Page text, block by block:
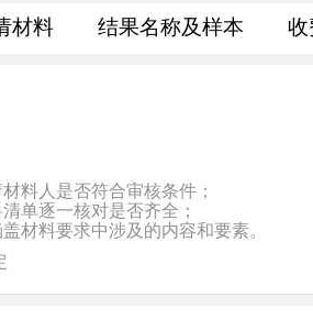
材料 结果名称及样本 收
料人是否符合审核条件；
单逐一核对是否齐全；
材料要求中涉及的内容和要素。